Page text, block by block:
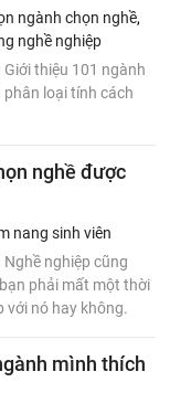
ngành chọn nghề,
nghề nghiệp
thiệu 101 ngành
phân loại tính cách
nghề được
nang sinh viên
nghiệp cũng
phải mất một thời
với nó hay không.
mình thích